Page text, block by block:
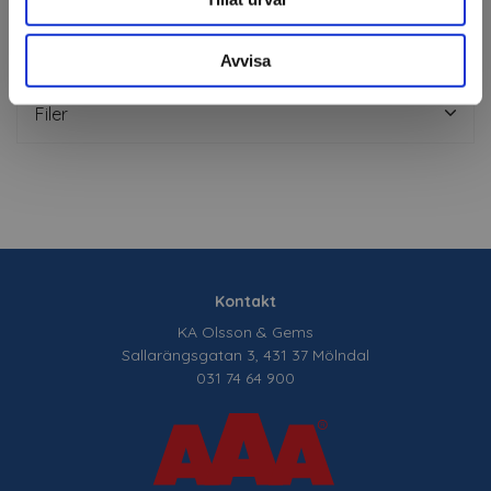
Avvisa
Filer
Kontakt
KA Olsson & Gems
Sallarängsgatan 3, 431 37 Mölndal
031 74 64 900